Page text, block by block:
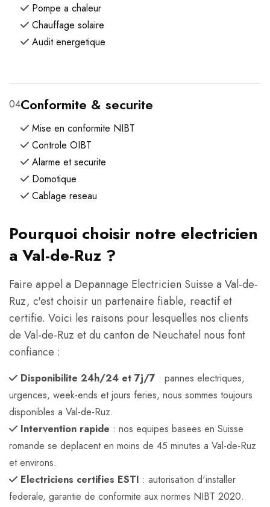
Pompe a chaleur
Chauffage solaire
Audit energetique
04Conformite & securite
Mise en conformite NIBT
Controle OIBT
Alarme et securite
Domotique
Cablage reseau
Pourquoi choisir notre electricien
a Val-de-Ruz ?
Faire appel a Depannage Electricien Suisse a Val-de-
Ruz, c'est choisir un partenaire fiable, reactif et
certifie. Voici les raisons pour lesquelles nos clients
de Val-de-Ruz et du canton de Neuchatel nous font
confiance :
Disponibilite 24h/24 et 7j/7 : pannes electriques,
urgences, week-ends et jours feries, nous sommes toujours
disponibles a Val-de-Ruz.
Intervention rapide : nos equipes basees en Suisse
romande se deplacent en moins de 45 minutes a Val-de-Ruz
et environs.
Electriciens certifies ESTI : autorisation d'installer
federale, garantie de conformite aux normes NIBT 2020.